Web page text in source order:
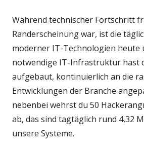
Während technischer Fortschritt
Randerscheinung war, ist die
moderner IT-Technologien heute
notwendige IT-Infrastruktur hast
aufgebaut, kontinuierlich an die
Entwicklungen der Branche
nebenbei wehrst du 50
ab, das sind tagtäglich rund 4,32
unsere Systeme.